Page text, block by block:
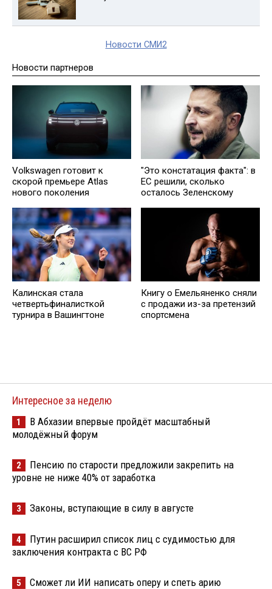
Новости СМИ2
Новости партнеров
Volkswagen готовит к
скорой премьере Atlas
нового поколения
"Это констатация факта": в
ЕС решили, сколько
осталось Зеленскому
Калинская стала
четвертьфиналисткой
турнира в Вашингтоне
Книгу о Емельяненко сняли
с продажи из-за претензий
спортсмена
Интересное за неделю
1
В Абхазии впервые пройдёт масштабный
молодёжный форум
2
Пенсию по старости предложили закрепить на
уровне не ниже 40% от заработка
3 Законы, вступающие в силу в августе
4
Путин расширил список лиц с судимостью для
заключения контракта с ВС РФ
5 Сможет ли ИИ написать оперу и спеть арию